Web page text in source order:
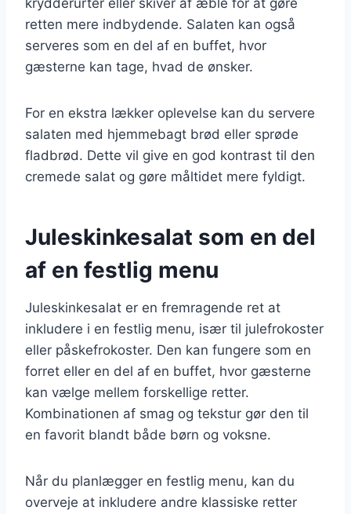
retten mere indbydende. Salaten kan også
serveres som en del af en buffet, hvor
gæsterne kan tage, hvad de ønsker.
For en ekstra lækker oplevelse kan du servere
salaten med hjemmebagt brød eller sprøde
fladbrød. Dette vil give en god kontrast til den
cremede salat og gøre måltidet mere fyldigt.
Juleskinkesalat som en del
af en festlig menu
Juleskinkesalat er en fremragende ret at
inkludere i en festlig menu, især til julefrokoster
eller påskefrokoster. Den kan fungere som en
forret eller en del af en buffet, hvor gæsterne
kan vælge mellem forskellige retter.
Kombinationen af smag og tekstur gør den til
en favorit blandt både børn og voksne.
Når du planlægger en festlig menu, kan du
overveje at inkludere andre klassiske retter